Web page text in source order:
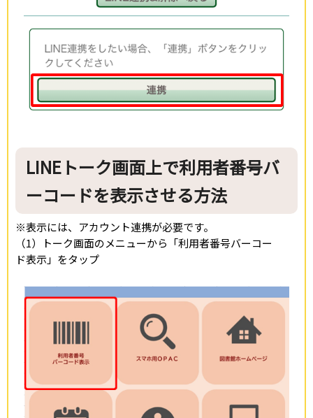
LINEトーク画面上で利用者番号バ
ーコードを表示させる方法
※表示には、アカウント連携が必要です。
（1）トーク画面のメニューから「利用者番号バーコー
ド表示」をタップ